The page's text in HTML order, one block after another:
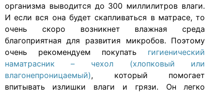
организма выводится до 300 миллилитров влаги.
И если вся она будет скапливаться в матрасе, то
очень скоро возникнет влажная среда
благоприятная для развития микробов. Поэтому
очень рекомендуем покупать гигиенический
наматрасник – чехол (хлопковый или
влагонепроницаемый), который помогает
впитывать излишки влаги и грязи. Он легко